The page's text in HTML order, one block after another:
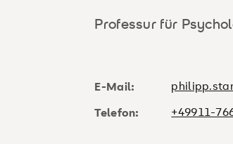
Professur für
E-Mail:
Telefon:
+49911-